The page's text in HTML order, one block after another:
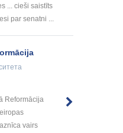
... cieši saistīts
par senatni ...
Reformācija
vairs